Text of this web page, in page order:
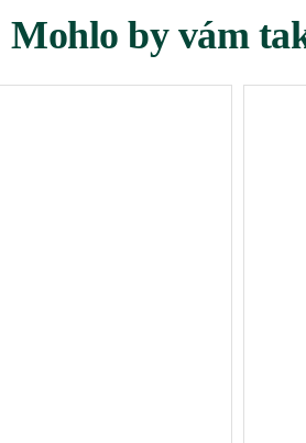
Mohlo by vám